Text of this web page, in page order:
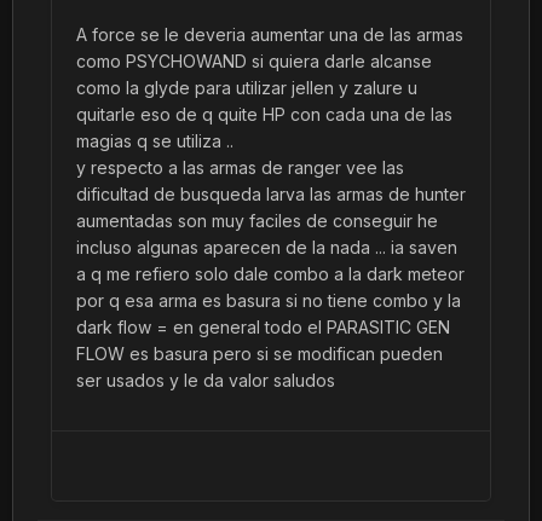
A force se le deveria aumentar una de las armas
como PSYCHOWAND si quiera darle alcanse
como la glyde para utilizar jellen y zalure u
quitarle eso de q quite HP con cada una de las
magias q se utiliza ..
y respecto a las armas de ranger vee las
dificultad de busqueda larva las armas de hunter
aumentadas son muy faciles de conseguir he
incluso algunas aparecen de la nada ... ia saven
a q me refiero solo dale combo a la dark meteor
por q esa arma es basura si no tiene combo y la
dark flow = en general todo el PARASITIC GEN
FLOW es basura pero si se modifican pueden
ser usados y le da valor saludos